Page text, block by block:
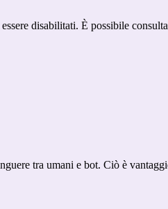
disabilitati. È possibile
tra umani e bot. Ciò è